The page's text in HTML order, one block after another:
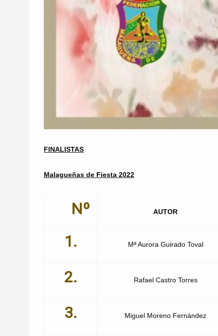
FINALISTAS
Malagueñas de Fiesta 2022
Nº AUTOR
1. Mª Aurora Guirado Toval
2. Rafael Castro Torres
3. Miguel Moreno Fernández